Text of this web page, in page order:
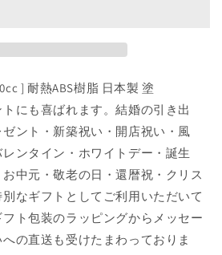
] 耐熱ABS樹脂 日本製 塗
にも喜ばれます。結婚の引き出
ント・新築祝い・開店祝い・風
ンタイン・ホワイトデー・誕生
中元・敬老の日・還暦祝・クリス
なギフトとしてご利用いただいて
ト包装のラッピングからメッセー
の直送も受けたまわっておりま